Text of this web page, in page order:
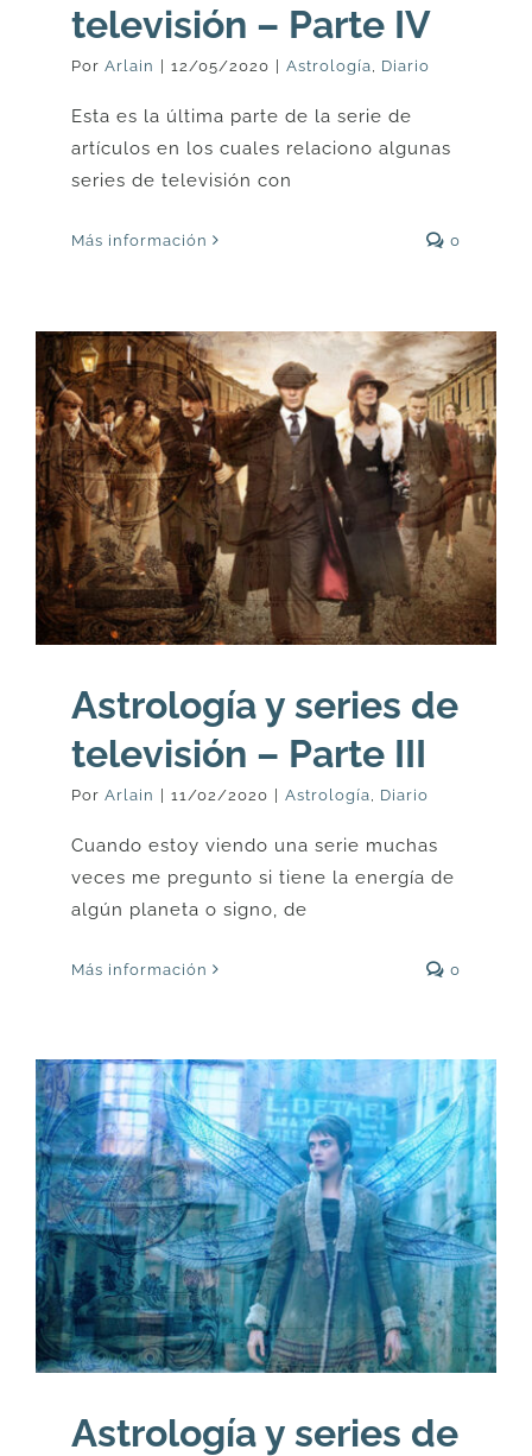
televisión – Parte IV
Por Arlain 12/05/2020 Astrología Diario
Esta es la última parte de la serie de
artículos en los cuales relaciono algunas
series de televisión con
Más información 0
Astrología y series de
televisión – Parte III
Por Arlain 11/02/2020 Astrología Diario
Cuando estoy viendo una serie muchas
veces me pregunto si tiene la energía de
algún planeta o signo, de
Más información 0
Astrología y series de